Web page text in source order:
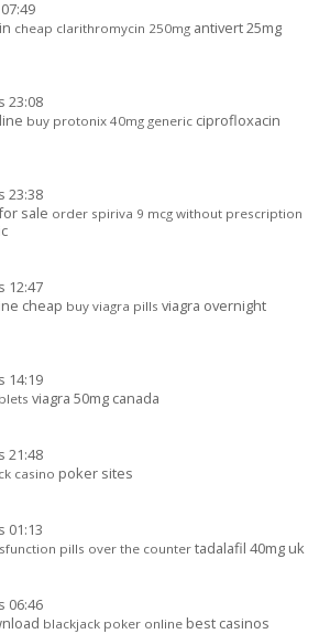
cheap clarithromycin 250mg antivert 25mg
23:08
buy protonix 40mg generic ciprofloxacin
23:38
sale order spiriva 9 mcg without prescription
12:47
cheap buy viagra pills viagra overnight
14:19
viagra 50mg canada
21:48
casino poker sites
01:13
pills over the countertadalafil 40mg uk
06:46
blackjack poker online best casinos